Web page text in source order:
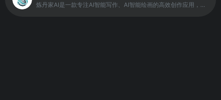
炼丹家AI是一款专注AI智能写作、AI智能绘画的高效创作应用，提供超级多种AI自动写作生成器，在线写各类材料文章作文，工作计划总结报告，论文辅助，小说灵感，创意策划，宣传软文，公众号写作，学术研究，PPT，演讲稿，简历润色，活动策划，旅游攻略，好物种草，短视频脚本创作等，自动生成高质量的原创文章。